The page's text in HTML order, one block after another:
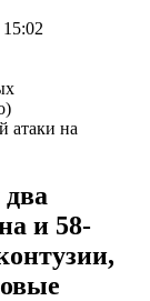
атаки на
и 58-